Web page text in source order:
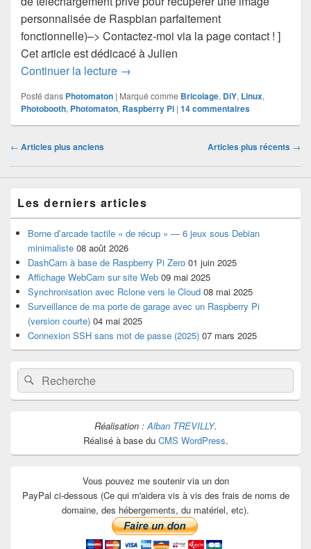
personnalisée de Raspbian parfaitement
fonctionnelle)–> Contactez-moi via la page contact ! ]
Cet article est dédicacé à Julien
Continuer la lecture Photomaton photos et vidéos sur
→
Posté dans Photomaton | Marqué comme Bricolage, DiY, Linux,
Photobooth, Photomaton, Raspberry Pi | 14commentaires
Navigation
les
← Articles plus anciens Articles plus récents →
Les derniers articles
Borne d’arcade tactile « de récup » — 6 jeux sous Debian
minimaliste 08 août 2026
DashCam à base de Raspberry Pi Zero 01 juin 2025
Affichage WebCam sur site Web 09 mai 2025
Synchronisation avec Rclone vers le Cloud 08 mai 2025
Surveillance de ma porte de garage avec un Raspberry Pi
(version courte) 04 mai 2025
Connexion SSH sans mot de passe (2025) 07 mars 2025
Recherche :Rechercher
Réalisation : Alban TREVILLY.
Réalisé à base du CMS WordPress.
Vous pouvez me soutenir via un don
PayPal ci-dessous (Ce qui m'aidera vis à vis des frais de noms de
domaine, des hébergements, du matériel, etc).